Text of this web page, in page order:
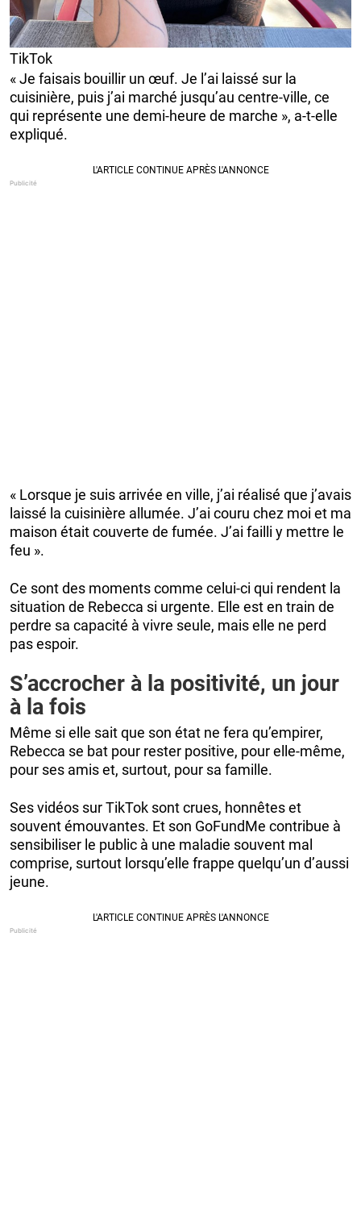
TikTok
« Je faisais bouillir un œuf. Je l’ai laissé sur la
cuisinière, puis j’ai marché jusqu’au centre-ville, ce
qui représente une demi-heure de marche », a-t-elle
expliqué.
« Lorsque je suis arrivée en ville, j’ai réalisé que j’avais
laissé la cuisinière allumée. J’ai couru chez moi et ma
maison était couverte de fumée. J’ai failli y mettre le
feu ».
Ce sont des moments comme celui-ci qui rendent la
situation de Rebecca si urgente. Elle est en train de
perdre sa capacité à vivre seule, mais elle ne perd
pas espoir.
S’accrocher à la positivité, un jour
à la fois
Même si elle sait que son état ne fera qu’empirer,
Rebecca se bat pour rester positive, pour elle-même,
pour ses amis et, surtout, pour sa famille.
Ses vidéos sur TikTok sont crues, honnêtes et
souvent émouvantes. Et son GoFundMe contribue à
sensibiliser le public à une maladie souvent mal
comprise, surtout lorsqu’elle frappe quelqu’un d’aussi
jeune.